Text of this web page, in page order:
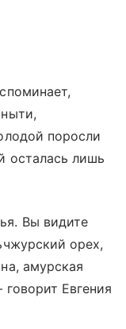
поросли
осталась лишь
Вы видите
орех,
амурская
Евгения